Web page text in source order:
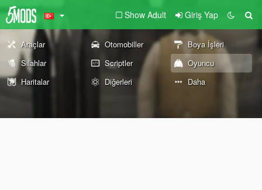
Show Adult Giriş Yap
Araçlar Otomobiller
Boya İşleri
Silahlar
Scriptler
Oyuncu
Haritalar
Diğerleri Daha